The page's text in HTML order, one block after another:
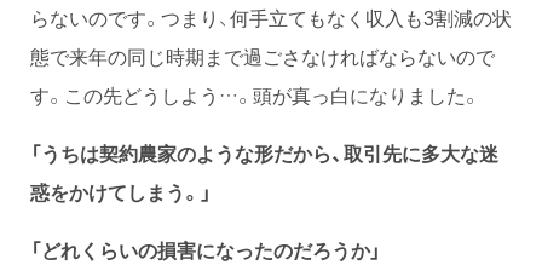
らないのです。つまり、何手立てもなく収入も3割減の状
態で来年の同じ時期まで過ごさなければならないので
す。この先どうしよう…。頭が真っ白になりました。
「うちは契約農家のような形だから、取引先に多大な迷
惑をかけてしまう。」
「どれくらいの損害になったのだろうか」